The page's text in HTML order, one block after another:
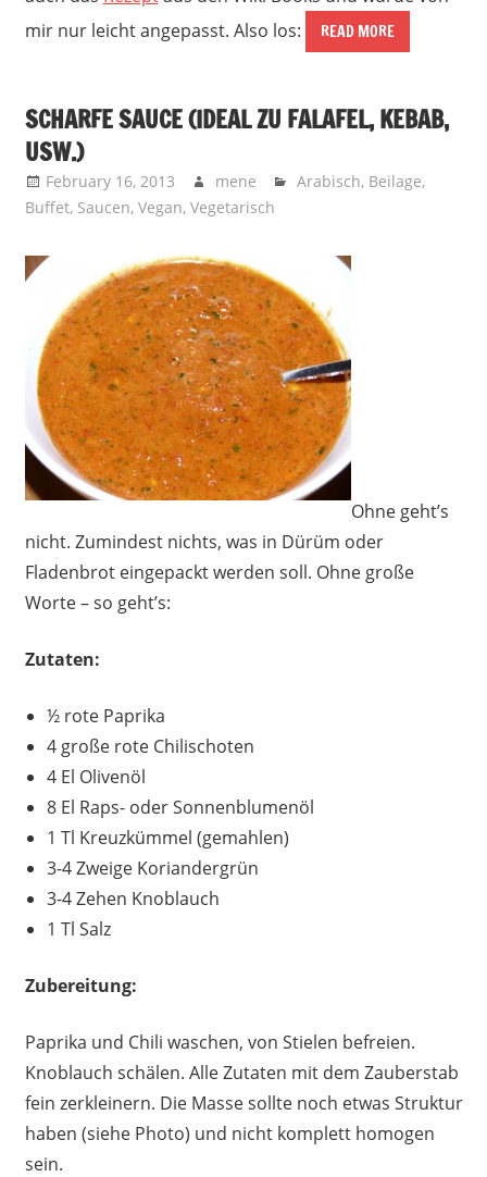
mir nur leicht angepasst. Also los:
READ MORE
SCHARFE SAUCE (IDEAL ZU FALAFEL, KEBAB,
USW.)
February 16, 2013 mene Arabisch, Beilage,
Buffet, Saucen, Vegan, Vegetarisch
Ohne geht’s
nicht. Zumindest nichts, was in Dürüm oder
Fladenbrot eingepackt werden soll. Ohne große
Worte – so geht’s:
Zutaten:
½ rote Paprika
4 große rote Chilischoten
4 El Olivenöl
8 El Raps- oder Sonnenblumenöl
1 Tl Kreuzkümmel (gemahlen)
3-4 Zweige Koriandergrün
3-4 Zehen Knoblauch
1 Tl Salz
Zubereitung:
Paprika und Chili waschen, von Stielen befreien.
Knoblauch schälen. Alle Zutaten mit dem Zauberstab
fein zerkleinern. Die Masse sollte noch etwas Struktur
haben (siehe Photo) und nicht komplett homogen
sein.